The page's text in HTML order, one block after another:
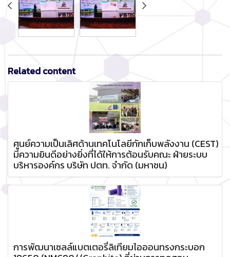
Related content
ศูนย์ความเป็นเลิศด้านเทคโนโลยีกักเก็บพลังงาน (CEST)
มีความยินดีอย่างยิ่งที่ได้ให้การต้อนรับคณะ ฝ่ายระบบ
บริหารองค์กร บริษัท ปตท. จำกัด (มหาชน)
การพัฒนาเซลล์แบตเตอรี่ลิเทียมไอออนทรงกระบอก